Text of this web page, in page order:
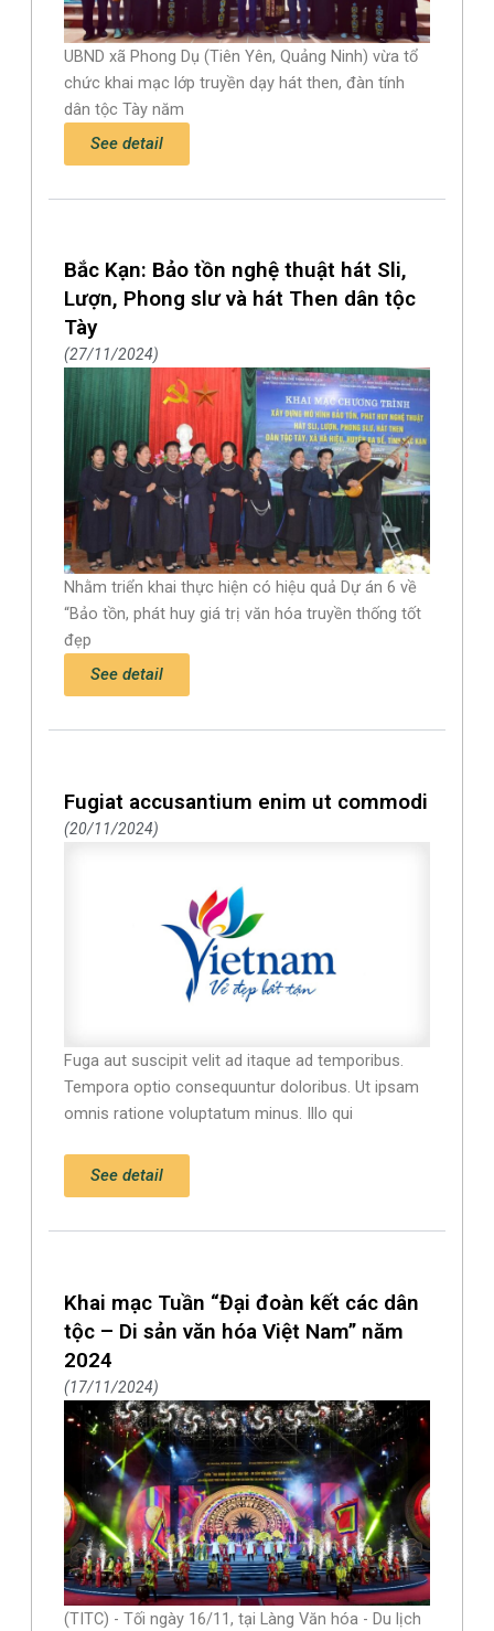
UBND xã Phong Dụ (Tiên Yên, Quảng Ninh) vừa tổ
chức khai mạc lớp truyền dạy hát then, đàn tính
dân tộc Tày năm
See detail
Bắc Kạn: Bảo tồn nghệ thuật hát Sli,
Lượn, Phong slư và hát Then dân tộc
Tày
27/11/2024
Nhằm triển khai thực hiện có hiệu quả Dự án 6 về
“Bảo tồn, phát huy giá trị văn hóa truyền thống tốt
đẹp
See detail
Fugiat accusantium enim ut commodi
20/11/2024
Fuga aut suscipit velit ad itaque ad temporibus.
Tempora optio consequuntur doloribus. Ut ipsam
omnis ratione voluptatum minus. Illo qui
See detail
Khai mạc Tuần “Đại đoàn kết các dân
tộc – Di sản văn hóa Việt Nam” năm
2024
17/11/2024
(TITC) - Tối ngày 16/11, tại Làng Văn hóa - Du lịch